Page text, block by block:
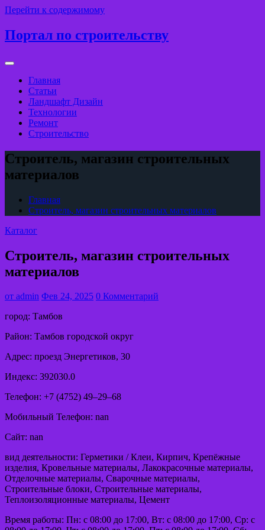
Перейти к содержимому
Портал по строительству
Главная
Статьи
Ландшафт Дизайн
Технологии
Ремонт
Строительство
Строитель, магазин строительных
материалов
Главная
Строитель, магазин строительных материалов
Каталог
Строитель, магазин строительных
материалов
от admin Фев 24, 2025 0 Комментарий
город: Тамбов
Район: Тамбов городской округ
Адрес: проезд Энергетиков, 30
Индекс: 392030.0
Телефон: +7 (4752) 49‒29‒68
Мобильный Телефон: nan
Сайт: nan
вид деятельности: Герметики / Клеи, Кирпич, Крепёжные
изделия, Кровельные материалы, Лакокрасочные материалы,
Отделочные материалы, Сварочные материалы,
Строительные блоки, Строительные материалы,
Теплоизоляционные материалы, Цемент
Время работы: Пн: с 08:00 до 17:00, Вт: с 08:00 до 17:00, Ср: с